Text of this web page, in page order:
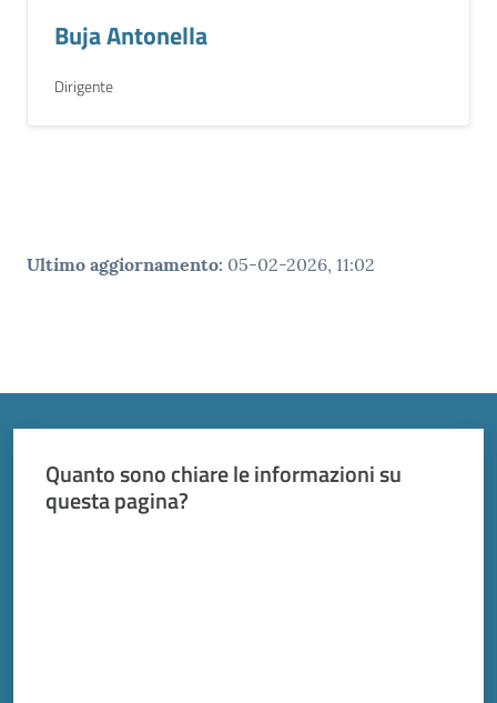
Buja Antonella
Dirigente
Ultimo aggiornamento: 05-02-2026, 11:02
Quanto sono chiare le informazioni su
questa pagina?